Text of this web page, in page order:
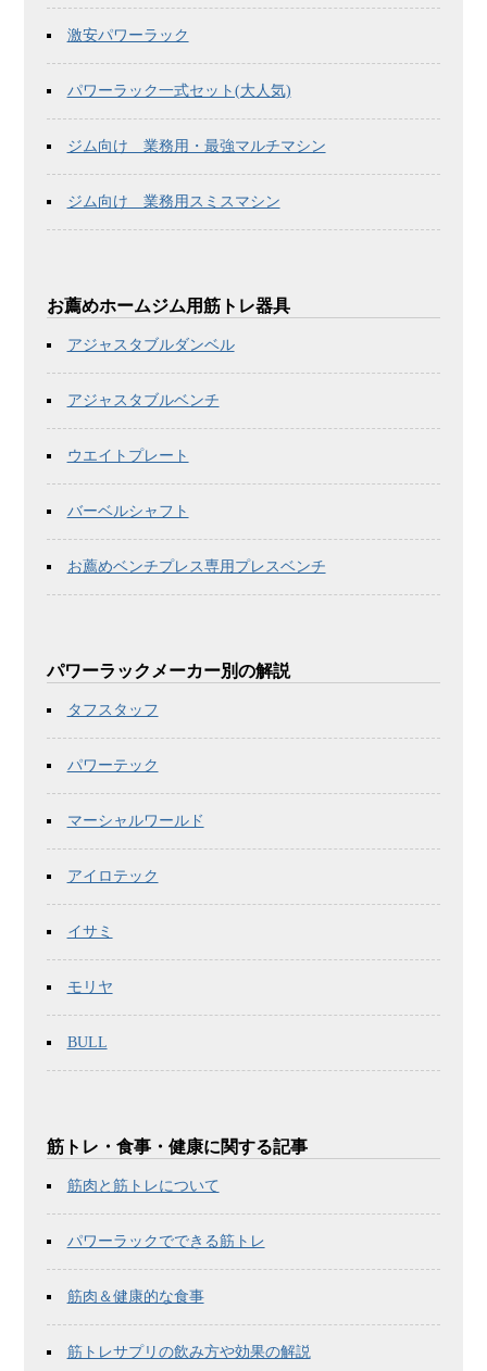
激安パワーラック
パワーラック一式セット(大人気)
ジム向け 業務用・最強マルチマシン
ジム向け 業務用スミスマシン
お薦めホームジム用筋トレ器具
アジャスタブルダンベル
アジャスタブルベンチ
ウエイトプレート
バーベルシャフト
お薦めベンチプレス専用プレスベンチ
パワーラックメーカー別の解説
タフスタッフ
パワーテック
マーシャルワールド
アイロテック
イサミ
モリヤ
BULL
筋トレ・食事・健康に関する記事
筋肉と筋トレについて
パワーラックでできる筋トレ
筋肉＆健康的な食事
筋トレサプリの飲み方や効果の解説